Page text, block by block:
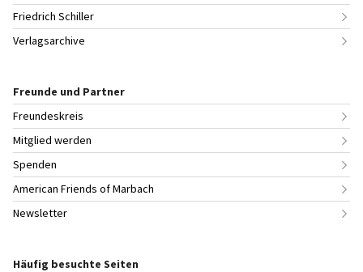
Friedrich Schiller
Verlagsarchive
Freunde und Partner
Freundeskreis
Mitglied werden
Spenden
American Friends of Marbach
Newsletter
Häufig besuchte Seiten